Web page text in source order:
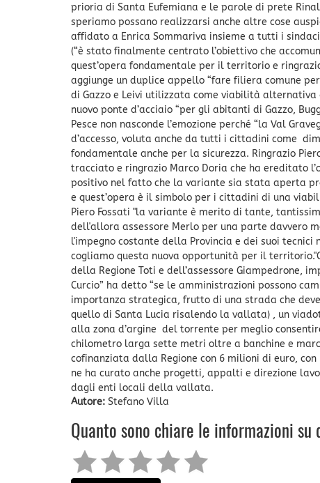
prioria di Santa Eufemiana e le parole di prete
speriamo possano realizzarsi anche altre cose
affidato a Enrica Sommariva insieme a tutti i
(“è stato finalmente centrato l’obiettivo che
quest’opera fondamentale per il territorio e
aggiunge un duplice appello “fare filiera comune
di Gazzo e Leivi utilizzata come viabilità
nuovo ponte d’acciaio “per gli abitanti di Gazzo,
Pesce non nasconde l’emozione perché “la Val
d’accesso, voluta anche da tutti i cittadini come
fondamentale anche per la sicurezza. Ringrazio
tracciato e ringrazio Marco Doria che ha ereditato
positivo nel fatto che la variante sia stata aperta
e quest’opera è il simbolo per i cittadini di una
Piero Fossati "la variante è merito di tante,
dell'allora assessore Merlo per una parte davvero
l'impegno costante della Provincia e dei suoi
cogliamo questa nuova opportunità per il
della Regione Toti e dell’assessore Giampedrone,
Curcio” ha detto “se le amministrazioni possono
importanza strategica, frutto di una strada che
quello di Santa Lucia risalendo la vallata) , un
alla zona d’argine del torrente per meglio
chilometro larga sette metri oltre a banchine e
cofinanziata dalla Regione con 6 milioni di euro,
ne ha curato anche progetti, appalti e direzione
dagli enti locali della vallata.
Autore: Stefano Villa
Quanto sono chiare le informazioni su